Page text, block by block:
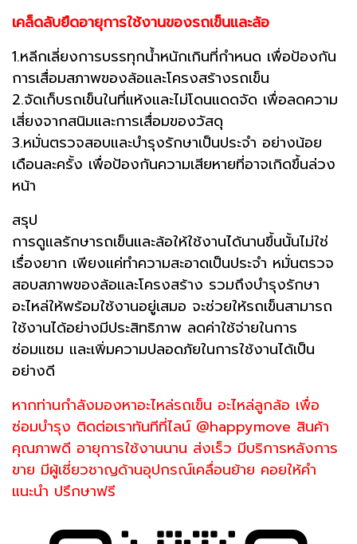
เคล็ดลับยืดอายุการใช้งานของรถเข็นและล้อ
1.หลีกเลี่ยงการบรรทุกน้ำหนักเกินที่กำหนด เพื่อป้องกัน
การเสื่อมสภาพของล้อและโครงสร้างรถเข็น
2.จัดเก็บรถเข็นในที่แห้งและไม่โดนแดดจัด เพื่อลดความ
เสี่ยงจากสนิมและการเสื่อมของวัสดุ
3.หมั่นตรวจสอบและบำรุงรักษาเป็นประจำ อย่างน้อย
เดือนละครั้ง เพื่อป้องกันความเสียหายที่อาจเกิดขึ้นล่วง
หน้า
สรุป
การดูแลรักษารถเข็นและล้อให้ใช้งานได้นานขึ้นนั้นไม่ใช่
เรื่องยาก เพียงแค่ทำความสะอาดเป็นประจำ หมั่นตรวจ
สอบสภาพของล้อและโครงสร้าง รวมถึงบำรุงรักษา
อะไหล่ให้พร้อมใช้งานอยู่เสมอ จะช่วยให้รถเข็นสามารถ
ใช้งานได้อย่างมีประสิทธิภาพ ลดค่าใช้จ่ายในการ
ซ่อมแซม และเพิ่มความปลอดภัยในการใช้งานได้เป็น
อย่างดี
หากท่านกำลังมองหาอะไหล่รถเข็น อะไหล่ลูกล้อ เพื่อ
ซ่อมบำรุง ติดต่อเราทันทีที่ไลน์ @happymove สินค้า
คุณภาพดี อายุการใช้งานนาน ส่งเร็ว มีบริการหลังการ
ขาย มีผู้เชี่ยวชาญด้านอุปกรณ์เคลื่อนย้าย คอยให้คำ
แนะนำ ปรึกษาฟรี